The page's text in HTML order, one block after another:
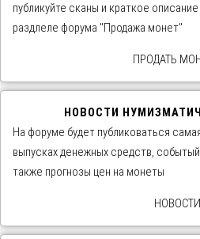
публикуйте сканы и краткое
раздлеле форума "Продажа монет"
ПРОДАТЬ
НОВОСТИ
На форуме будет публиковаться
выпусках денежных средств,
также прогнозы цен на монеты
НОВОСТИ